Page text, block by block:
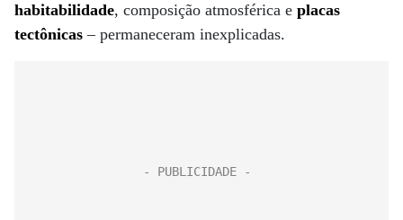
habitabilidade, composição atmosférica e placas
tectônicas – permaneceram inexplicadas.